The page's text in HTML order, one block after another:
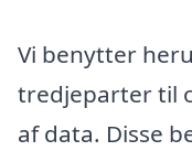
Vi benytter
tredjeparter til
af data. Disse